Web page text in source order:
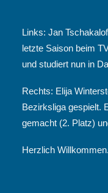
Links: Jan
letzte Saison beim
und studiert nun in
Rechts: Elija
Bezirksliga gespielt.
gemacht (2. Platz)
Herzlich